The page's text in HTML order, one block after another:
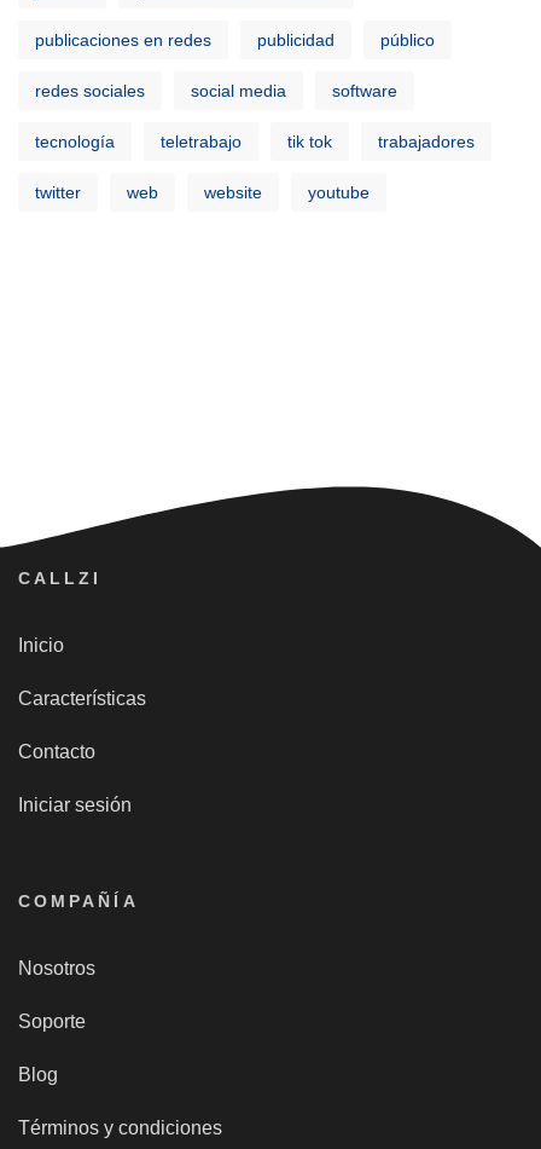
publicaciones en redes publicidad público
redes sociales social media software
tecnología teletrabajo tik tok trabajadores
twitter web website youtube
CALLZI
Inicio
Características
Contacto
Iniciar sesión
COMPAÑÍA
Nosotros
Soporte
Blog
Términos y condiciones